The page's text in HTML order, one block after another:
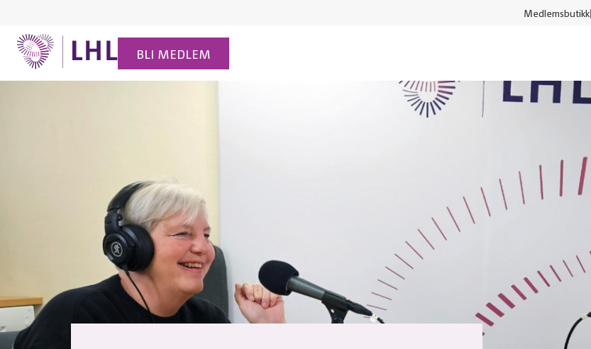
Medlemsbutikk
BLI MEDLEM